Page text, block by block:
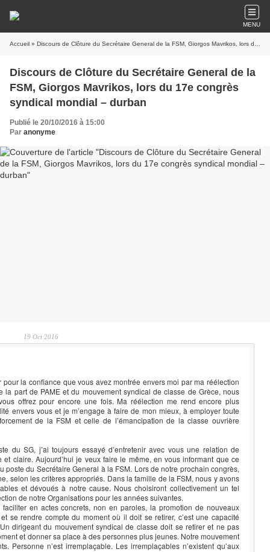
MENU
Accueil » Discours de Clôture du Secrétaire General de la FSM, Giorgos Mavrikos, lors du 17e congrès syndical mondial – durban
Discours de Clôture du Secrétaire General de la
FSM, Giorgos Mavrikos, lors du 17e congrès
syndical mondial – durban
Publié le 20/10/2016 à 15:00
Par anonyme
19 Oct 2016
la confiance que vous avez montrée envers moi par ma réélection
la part de PAME et du mouvement syndical de classe de Grèce, nous
offrez pour encore une fois. Ma réélection me rend encore plus
envers vous et je m’engage à faire de mon mieux, à employer toute
de la FSM et celle de l’émancipation de la classe ouvrière
du SG, j’ai toujours essayé d’entretenir avec vous une relation de
claire. Aujourd’hui je veux faire le même, en vous informant que ce
poste du Secrétaire General à la FSM. Lors de notre prochain congrès,
selon les critères appropriés. Dans la famille de la FSM, nous y avons
et dévoués à notre cause. Nous choisiront collectivement un tel
de notre Organisations pour les années suivantes.
en actes concrets, non en paroles, la promotion de nouveaux
se rendre compte du moment où il doit se retirer, c’est une capacité
dirigeant du mouvement syndical de classe doit se retirer et ne pas
et donner sa place à des personnes plus jeunes. Notre mouvement
Personne n’est irremplaçable. Les irremplaçables n’existent qu’aux